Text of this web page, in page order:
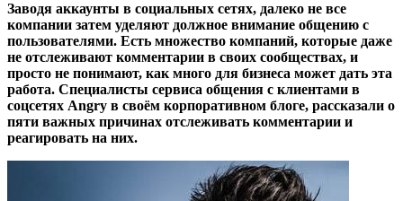
Заводя аккаунты в социальных сетях, далеко не все
компании затем уделяют должное внимание общению с
пользователями. Есть множество компаний, которые даже
не отслеживают комментарии в своих сообществах, и
просто не понимают, как много для бизнеса может дать эта
работа. Специалисты сервиса общения с клиентами в
соцсетях Angry в своём корпоративном блоге, рассказали о
пяти важных причинах отслеживать комментарии и
реагировать на них.